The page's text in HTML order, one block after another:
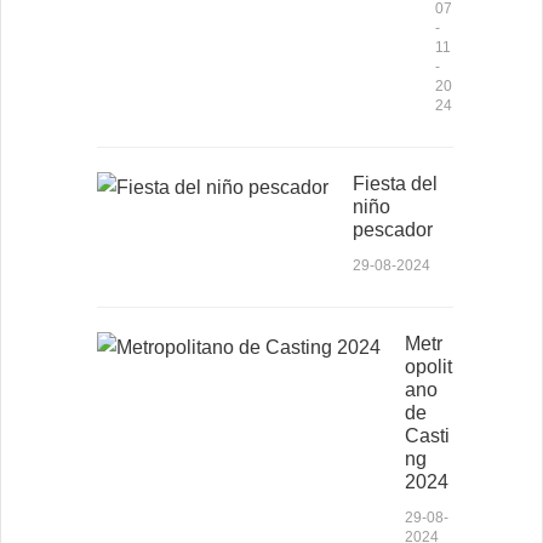
07
-
11
-
20
24
Fiesta del
niño
pescador
29-08-2024
Metr
opolit
ano
de
Casti
ng
2024
29-08-
2024